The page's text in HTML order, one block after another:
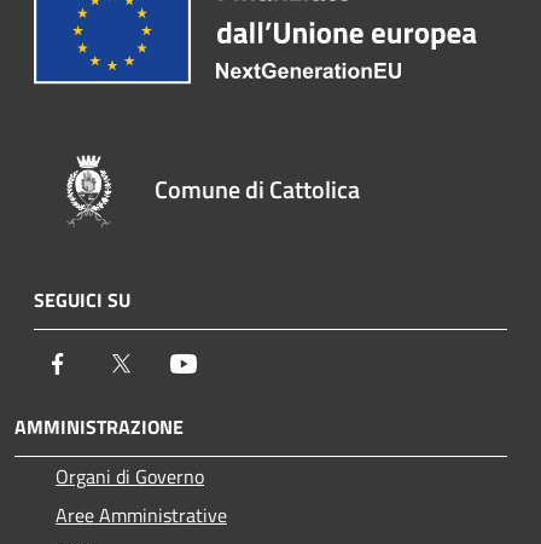
Comune di Cattolica
SEGUICI SU
Facebook Twitter
AMMINISTRAZIONE
Organi di Governo
Aree Amministrative